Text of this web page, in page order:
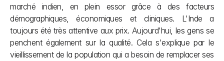
marché indien, en plein essor grâce à des facteurs
démographiques, économiques et cliniques. L'Inde a
toujours été très attentive aux prix. Aujourd'hui, les gens se
penchent également sur la qualité. Cela s'explique par le
vieillissement de la population qui a besoin de remplacer ses